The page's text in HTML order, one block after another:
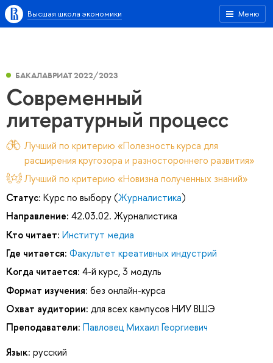
Меню
Высшая школа экономики
БАКАЛАВРИАТ 2022/2023
Современный
литературный процесс
Лучший по критерию «Полезность курса для
расширения кругозора и разностороннего развития»
Лучший по критерию «Новизна полученных знаний»
Статус: Курс по выбору (Журналистика)
Направление: 42.03.02. Журналистика
Кто читает: Институт медиа
Где читается: Факультет креативных индустрий
Когда читается: 4-й курс, 3 модуль
Формат изучения: без онлайн-курса
Охват аудитории: для всех кампусов НИУ ВШЭ
Преподаватели: Павловец Михаил Георгиевич
Язык: русский